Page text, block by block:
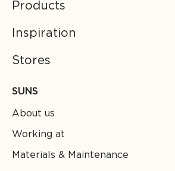
Products
Inspiration
Stores
SUNS
About us
Working at
Materials & Maintenance